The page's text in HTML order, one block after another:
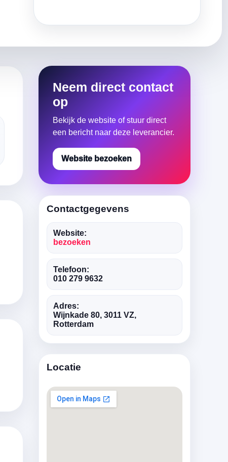
Neem direct contact
op
Bekijk de website of stuur direct
een bericht naar deze leverancier.
Website bezoeken
Contactgegevens
Website:
bezoeken
Telefoon:
010 279 9632
Adres:
Wijnkade 80, 3011 VZ,
Rotterdam
Locatie